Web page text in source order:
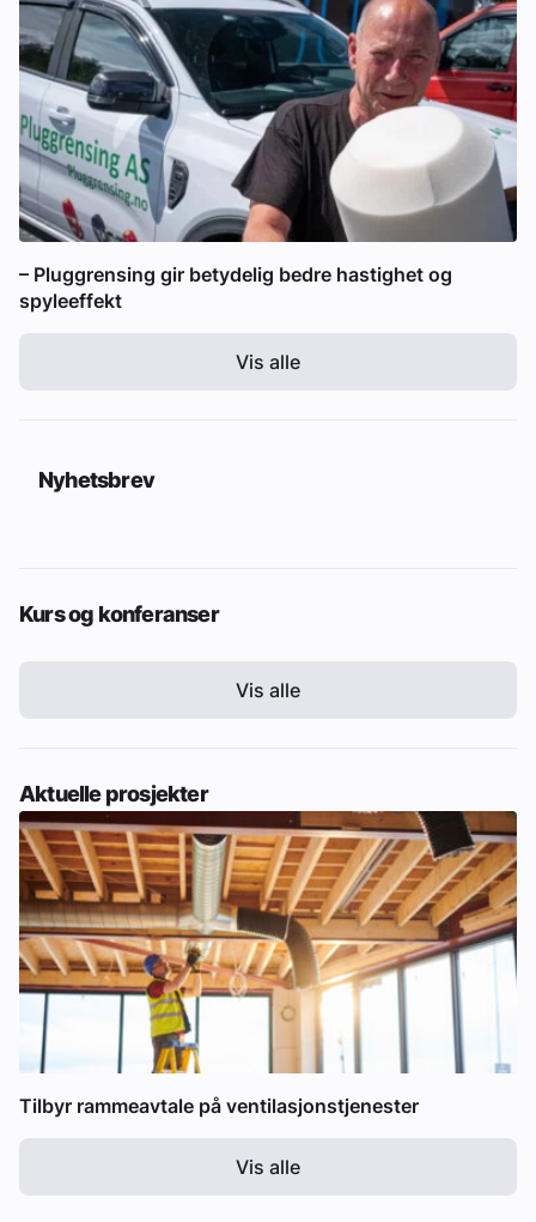
– Pluggrensing gir betydelig bedre hastighet og
spyleeffekt
Vis alle
Nyhetsbrev
Kurs og konferanser
Vis alle
Aktuelle prosjekter
Tilbyr rammeavtale på ventilasjonstjenester
Vis alle